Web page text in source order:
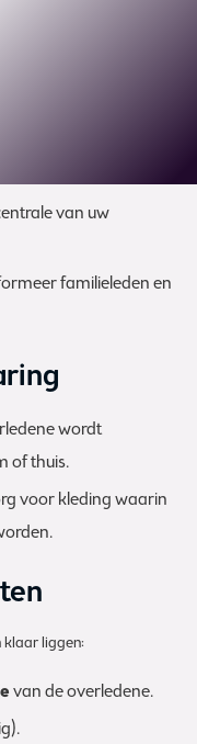
van uw
familieleden en
wordt
of thuis.
voor kleding waarin
liggen:
van de overledene.